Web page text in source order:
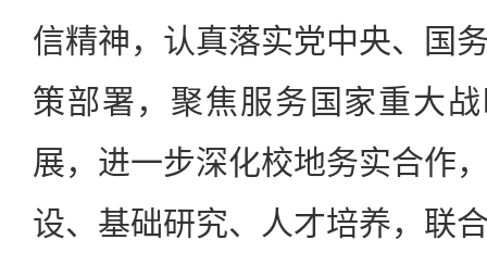
信精神，认真落实党中央、国
策部署，聚焦服务国家重大
展，进一步深化校地务实合作
设、基础研究、人才培养，联